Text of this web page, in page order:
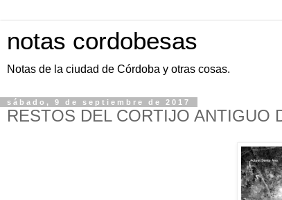
notas cordobesas
Notas de la ciudad de Córdoba y otras cosas.
sábado, 9 de septiembre de 2017
RESTOS DEL CORTIJO ANTIGUO